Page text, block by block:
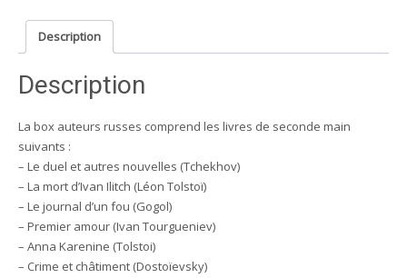
Description
Description
La box auteurs russes comprend les livres de seconde main
suivants :
– Le duel et autres nouvelles (Tchekhov)
– La mort d’Ivan Ilitch (Léon Tolstoï)
– Le journal d’un fou (Gogol)
– Premier amour (Ivan Tourgueniev)
– Anna Karenine (Tolstoi)
– Crime et châtiment (Dostoïevsky)